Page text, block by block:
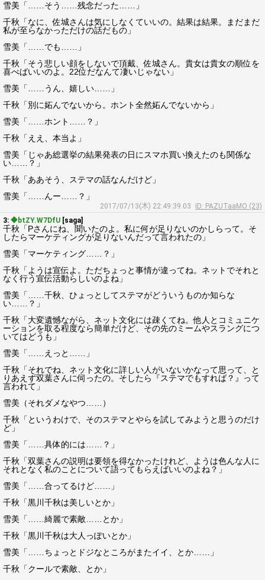
雪美「……そう……残念だった……」
千秋「なに、佐城さんは気にしなくていいの。結果は結果。まだまだ
私が至らなかっただけの話だもの」
雪美「……でも……」
千秋「そう悲しい顔をしないで頂戴、佐城さん。貴女は貴女の順位を
喜べばいいのよ。22位だなんて凄いじゃない」
雪美「……うん、嬉しい……」
千秋「別に妬んでないから。ホント全然妬んでないから」
雪美「……ホント……？」
千秋「ええ、本当よ」
雪美「じゃあ総選挙の結果発表の日にスマホ買い換えたのも関係な
い……？」
千秋「ああそう、ステマの話なんだけど」
雪美「……んー……？」
2017/07/13(木) 22:49:39.03
ID: PAZUTaaMO (23)
3: ◆btZY.W7DfU [saga]
千秋「Pさんにね、聞いたのよ。私に何が足りないのかしらって。そ
したらマーケティングが足りないんだって言われたの」
雪美「マーケティング……？」
千秋「ようは宣伝よ。ただちょっと事情が違ってね。ネットでそれと
なく行う宣伝活動らしいのよね」
雪美「……千秋、ひょっとしてステマがどういうものか知らな
い……？」
千秋「大変遺憾ながら、ネット文化には疎くてね。他人とコミュニケ
ーションを取る程度なら簡単だけど、その先のミームやスラングにつ
いてはどうも」
雪美「……えっと……」
千秋「それでね、ネット文化に詳しい人がいないかなって思って、と
りあえず双葉さんに伺ったの。そしたら『ステマでもすれば？』って
言われて」
雪美（それダメなやつ……）
千秋「というわけで、そのステマとやらを試してみようと思うのだけ
ど」
雪美「……具体的には……？」
千秋「双葉さんの説明は要領を得なかったけれど、ようは色んな人に
それとなく私のことについて語ってもらえばいいのよね？」
雪美「……合ってるけど……」
千秋「黒川千秋は美しいとか」
雪美「……綺麗で素敵……とか」
千秋「黒川千秋は大人っぽいとか」
雪美「……ちょっとドジなところがまたイイ、とか……」
千秋「クールで素敵、とか」